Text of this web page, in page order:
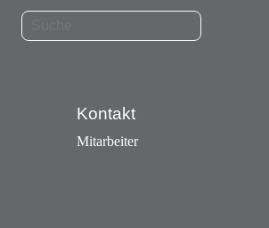
Kontakt
Mitarbeiter